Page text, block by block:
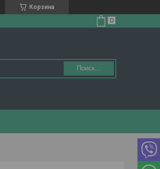
Корзина
Поиск...